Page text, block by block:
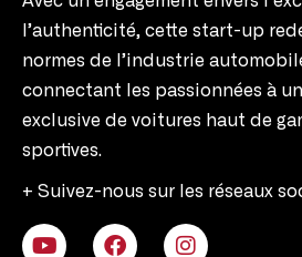
l’authenticité, cette start-up
normes de l’industrie
connectant les passionnées à
exclusive de voitures haut de
sportives.
+ Suivez-nous sur les réseaux